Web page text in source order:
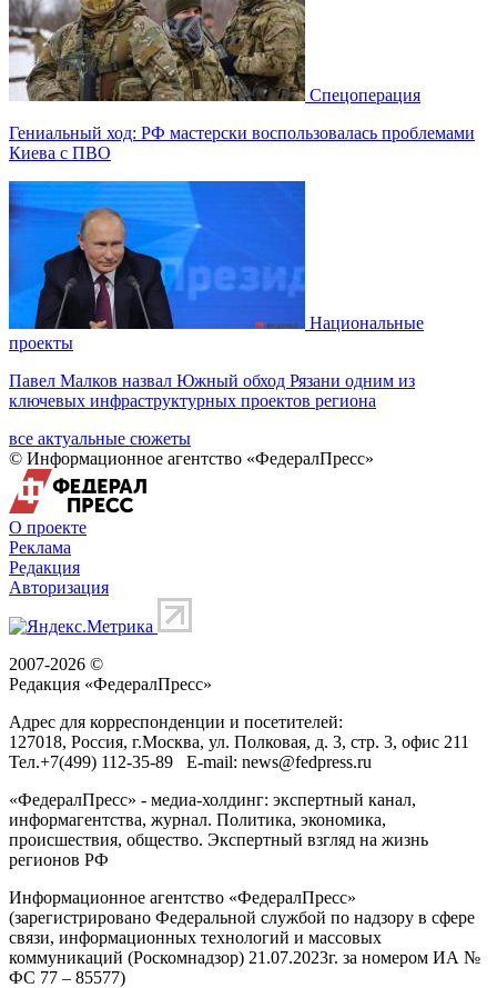
Спецоперация
Гениальный ход: РФ мастерски воспользовалась проблемами
Киева с ПВО
Национальные
проекты
Павел Малков назвал Южный обход Рязани одним из
ключевых инфраструктурных проектов региона
все актуальные сюжеты
© Информационное агентство «ФедералПресс»
О проекте
Реклама
Редакция
Авторизация
2007-2026 ©
Редакция «ФедералПресс»
Адрес для корреспонденции и посетителей:
127018, Россия, г.Москва, ул. Полковая, д. 3, стр. 3, офис 211
Тел.+7(499) 112-35-89 E-mail: news@fedpress.ru
«ФедералПресс» - медиа-холдинг: экспертный канал,
информагентства, журнал. Политика, экономика,
происшествия, общество. Экспертный взгляд на жизнь
регионов РФ
Информационное агентство «ФедералПресс»
(зарегистрировано Федеральной службой по надзору в сфере
связи, информационных технологий и массовых
коммуникаций (Роскомнадзор) 21.07.2023г. за номером ИА №
ФС 77 – 85577)